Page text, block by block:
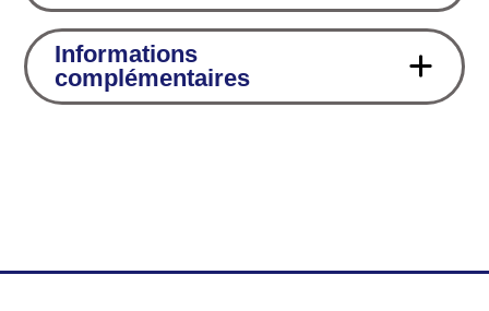
de
Madagascar
Bio
Informations
complémentaires